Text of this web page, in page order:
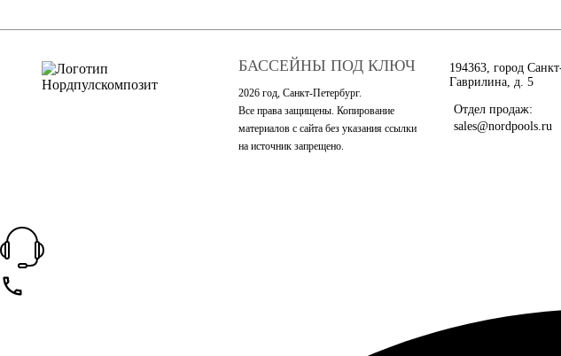
БАССЕЙНЫ ПОД КЛЮЧ
2026 год, Санкт-Петербург.
Все права защищены. Копирование
материалов с сайта без указания ссылки
на источник запрещено.
194363, город
Гаврилина, д. 5
Отдел продаж:
sales@nordpools.ru